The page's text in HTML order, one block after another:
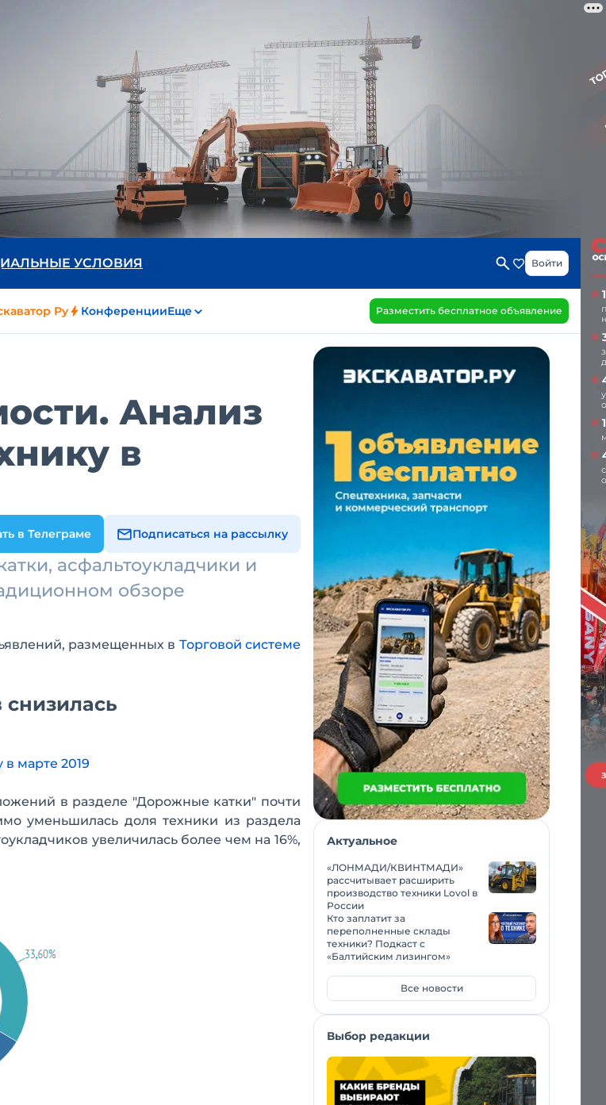
УСЛОВИЯ Войти
Ру КонференцииЕще Разместить бесплатное объявление
Анализ
в
в Телеграме Подписаться на рассылку
асфальтоукладчики и
обзоре
размещенных в Торговой системе
марте 2019
в разделе "Дорожные катки" почти
уменьшилась доля техники из раздела
увеличилась более чем на 16%,
Актуальное
«ЛОНМАДИ/КВИНТМАДИ»
рассчитывает расширить
производство техники Lovol в
России
Кто заплатит за
переполненные склады
техники? Подкаст с
«Балтийским лизингом»
Все новости
Выбор редакции